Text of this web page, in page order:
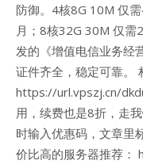
防御。4核8G 10M 仅
月；8核32G 30M 仅需
发的《增值电信业务经
证件齐全，稳定可靠。
https://url.vpszj.cn/
用，续费也是8折，走
时输入优惠码，文章里
价比高的服务器推荐：